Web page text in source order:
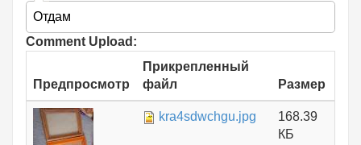
Отдам
Comment Upload:
Предпросмотр
Прикрепленный
файл
Размер
kra4sdwchgu.jpg
168.39
КБ